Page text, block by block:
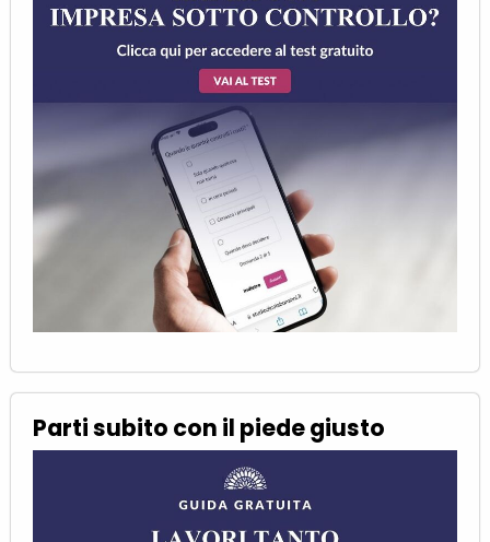
Parti subito con il piede giusto